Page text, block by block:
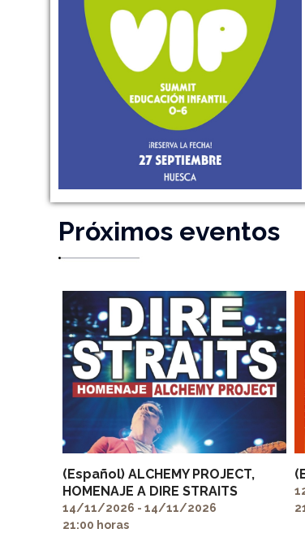
Próximos eventos
(Español) ALCHEMY PROJECT,
HOMENAJE A DIRE STRAITS
14/11/2026 - 14/11/2026
21:00 horas